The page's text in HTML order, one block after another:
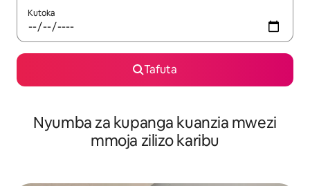
Kutoka
Tafuta
Nyumba za kupanga kuanzia mwezi
mmoja zilizo karibu